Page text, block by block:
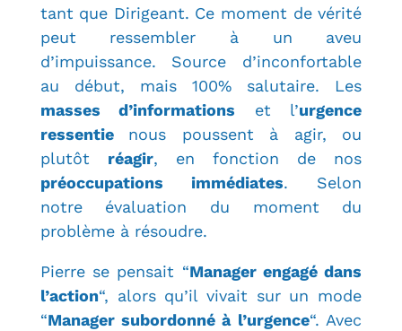
tant que Dirigeant. Ce moment de vérité
peut ressembler à un aveu
d’impuissance. Source d’inconfortable
au début, mais 100% salutaire. Les
masses d’informations et l’urgence
ressentie nous poussent à agir, ou
plutôt réagir, en fonction de nos
préoccupations immédiates. Selon
notre évaluation du moment du
problème à résoudre.
Pierre se pensait “Manager engagé dans
l’action“, alors qu’il vivait sur un mode
“Manager subordonné à l’urgence“. Avec